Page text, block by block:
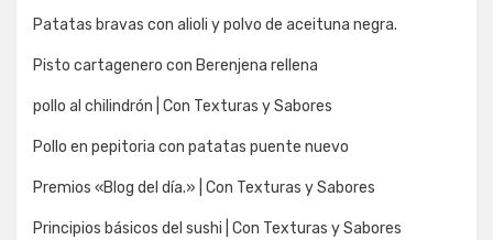
Patatas bravas con alioli y polvo de aceituna negra.
Pisto cartagenero con Berenjena rellena
pollo al chilindrón | Con Texturas y Sabores
Pollo en pepitoria con patatas puente nuevo
Premios «Blog del día.» | Con Texturas y Sabores
Principios básicos del sushi | Con Texturas y Sabores